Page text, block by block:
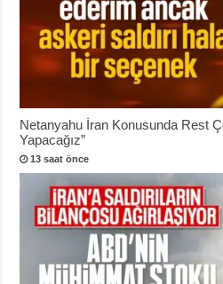
Netanyahu İran Konusunda Rest
Yapacağız”
13 saat önce